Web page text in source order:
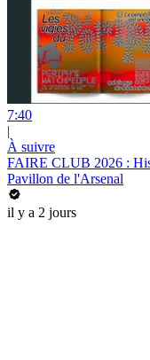
7:40
|
À suivre
FAIRE CLUB 2026 :
Pavillon de l'Arsenal
il y a 2 jours